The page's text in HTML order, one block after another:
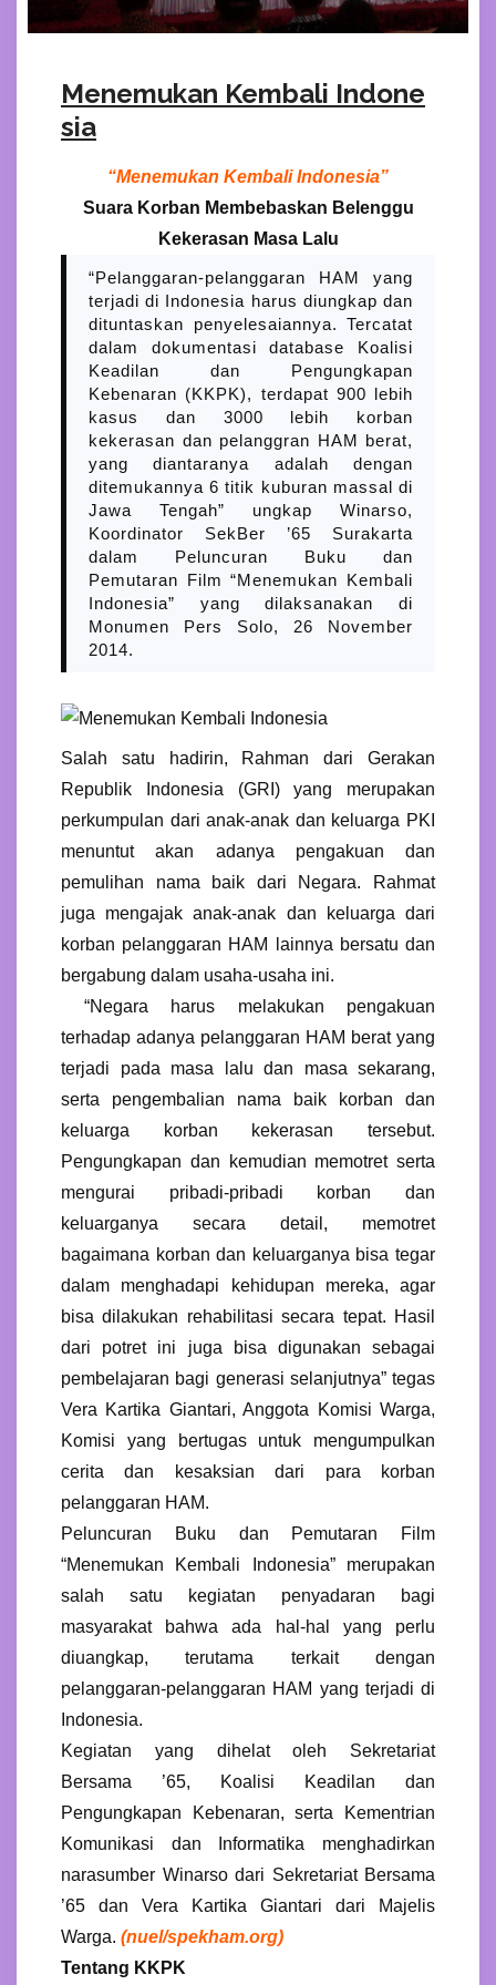
Menemukan Kembali Indone
sia
“Menemukan Kembali Indonesia”
Suara Korban Membebaskan Belenggu
Kekerasan Masa Lalu
“Pelanggaran-pelanggaran HAM yang
terjadi di Indonesia harus diungkap dan
dituntaskan penyelesaiannya. Tercatat
dalam dokumentasi database Koalisi
Keadilan dan Pengungkapan
Kebenaran (KKPK), terdapat 900 lebih
kasus dan 3000 lebih korban
kekerasan dan pelanggran HAM berat,
yang diantaranya adalah dengan
ditemukannya 6 titik kuburan massal di
Jawa Tengah” ungkap Winarso,
Koordinator SekBer ’65 Surakarta
dalam Peluncuran Buku dan
Pemutaran Film “Menemukan Kembali
Indonesia” yang dilaksanakan di
Monumen Pers Solo, 26 November
2014.
Salah satu hadirin, Rahman dari Gerakan
Republik Indonesia (GRI) yang merupakan
perkumpulan dari anak-anak dan keluarga PKI
menuntut akan adanya pengakuan dan
pemulihan nama baik dari Negara. Rahmat
juga mengajak anak-anak dan keluarga dari
korban pelanggaran HAM lainnya bersatu dan
bergabung dalam usaha-usaha ini.
“Negara harus melakukan pengakuan
terhadap adanya pelanggaran HAM berat yang
terjadi pada masa lalu dan masa sekarang,
serta pengembalian nama baik korban dan
keluarga korban kekerasan tersebut.
Pengungkapan dan kemudian memotret serta
mengurai pribadi-pribadi korban dan
keluarganya secara detail, memotret
bagaimana korban dan keluarganya bisa tegar
dalam menghadapi kehidupan mereka, agar
bisa dilakukan rehabilitasi secara tepat. Hasil
dari potret ini juga bisa digunakan sebagai
pembelajaran bagi generasi selanjutnya” tegas
Vera Kartika Giantari, Anggota Komisi Warga,
Komisi yang bertugas untuk mengumpulkan
cerita dan kesaksian dari para korban
pelanggaran HAM.
Peluncuran Buku dan Pemutaran Film
“Menemukan Kembali Indonesia” merupakan
salah satu kegiatan penyadaran bagi
masyarakat bahwa ada hal-hal yang perlu
diuangkap, terutama terkait dengan
pelanggaran-pelanggaran HAM yang terjadi di
Indonesia.
Kegiatan yang dihelat oleh Sekretariat
Bersama ’65, Koalisi Keadilan dan
Pengungkapan Kebenaran, serta Kementrian
Komunikasi dan Informatika menghadirkan
narasumber Winarso dari Sekretariat Bersama
’65 dan Vera Kartika Giantari dari Majelis
Warga. (nuel/spekham.org)
Tentang KKPK